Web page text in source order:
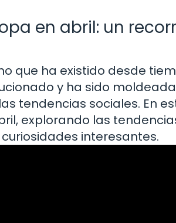
en abril: un
que ha existido desde
y ha sido
tendencias sociales. En
explorando las
interesantes.